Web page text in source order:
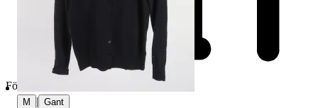
Företag
M | Gant